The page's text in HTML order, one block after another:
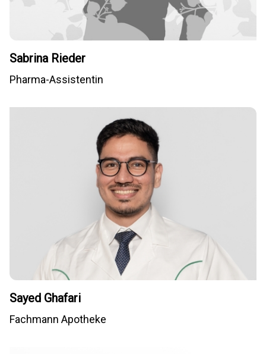
Sabrina Rieder
Pharma-Assistentin
Sayed Ghafari
Fachmann Apotheke